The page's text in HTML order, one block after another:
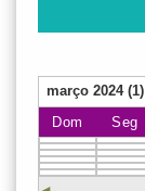
Dom Seg